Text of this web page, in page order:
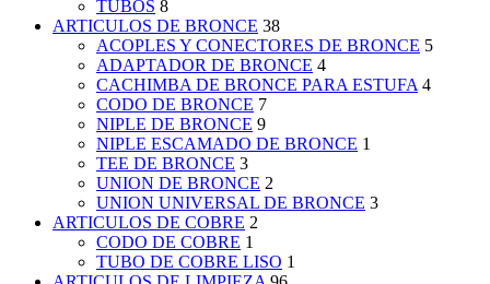
TUBOS 8
ARTICULOS DE BRONCE 38
ACOPLES Y CONECTORES DE BRONCE 5
ADAPTADOR DE BRONCE 4
CACHIMBA DE BRONCE PARA ESTUFA 4
CODO DE BRONCE 7
NIPLE DE BRONCE 9
NIPLE ESCAMADO DE BRONCE 1
TEE DE BRONCE 3
UNION DE BRONCE 2
UNION UNIVERSAL DE BRONCE 3
ARTICULOS DE COBRE 2
CODO DE COBRE 1
TUBO DE COBRE LISO 1